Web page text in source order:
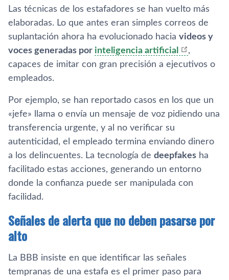
Las técnicas de los estafadores se han vuelto más
elaboradas. Lo que antes eran simples correos de
suplantación ahora ha evolucionado hacia videos y
voces generadas por inteligencia artificial
,
capaces de imitar con gran precisión a ejecutivos o
empleados.
Por ejemplo, se han reportado casos en los que un
«jefe» llama o envía un mensaje de voz pidiendo una
transferencia urgente, y al no verificar su
autenticidad, el empleado termina enviando dinero
a los delincuentes. La tecnología de deepfakes ha
facilitado estas acciones, generando un entorno
donde la confianza puede ser manipulada con
facilidad.
Señales de alerta que no deben pasarse por
alto
La BBB insiste en que identificar las señales
tempranas de una estafa es el primer paso para